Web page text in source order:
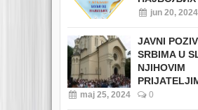
jun 20, 2024
JAVNI
SRBIMA U
NJIHOVIM
maj 25, 2024 0